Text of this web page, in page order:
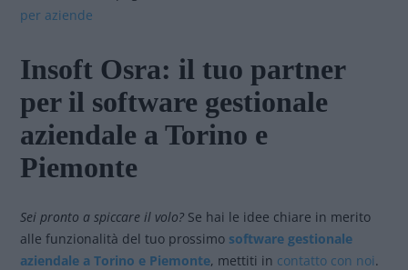
per aziende
Insoft Osra: il tuo partner
per il software gestionale
aziendale a Torino e
Piemonte
Sei pronto a spiccare il volo? Se hai le idee chiare in merito
alle funzionalità del tuo prossimo software gestionale
aziendale a Torino e Piemonte, mettiti in contatto con noi.